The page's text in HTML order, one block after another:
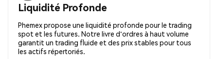
Liquidité Profonde
Phemex propose une liquidité profonde pour le trading
spot et les futures. Notre livre d'ordres à haut volume
garantit un trading fluide et des prix stables pour tous
les actifs répertoriés.